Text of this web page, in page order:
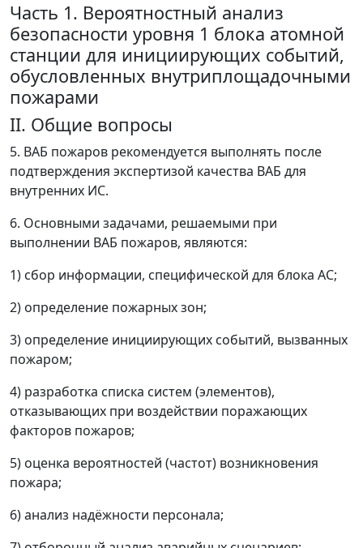
Часть 1. Вероятностный анализ
безопасности уровня 1 блока атомной
станции для инициирующих событий,
обусловленных внутриплощадочными
пожарами
II. Общие вопросы
5. ВАБ пожаров рекомендуется выполнять после
подтверждения экспертизой качества ВАБ для
внутренних ИС.
6. Основными задачами, решаемыми при
выполнении ВАБ пожаров, являются:
1) сбор информации, специфической для блока АС;
2) определение пожарных зон;
3) определение инициирующих событий, вызванных
пожаром;
4) разработка списка систем (элементов),
отказывающих при воздействии поражающих
факторов пожаров;
5) оценка вероятностей (частот) возникновения
пожара;
6) анализ надёжности персонала;